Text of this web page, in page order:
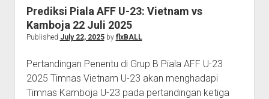
Muda
Lebih
Prediksi Piala AFF U-23: Vietnam vs
Kamboja 22 Juli 2025
Published July 22, 2025by flxBALL
Pertandingan Penentu di Grup B Piala AFF U-23
2025 Timnas Vietnam U-23 akan menghadapi
Timnas Kamboja U-23 pada pertandingan ketiga